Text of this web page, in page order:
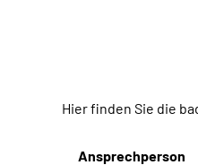
Hier finden Sie die
Ansprechperson